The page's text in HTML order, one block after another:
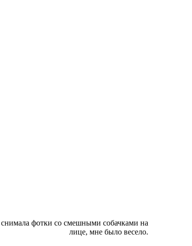
фотки со смешными собачками на
лице, мне было весело.